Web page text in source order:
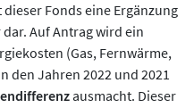
Fonds eine Ergänzung
Auf Antrag wird ein
(Gas, Fernwärme,
den Jahren 2022 und 2021
ausmacht. Dieser